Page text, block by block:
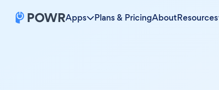
Apps Plans & PricingAboutResources